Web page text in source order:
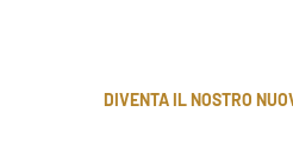
DIVENTA IL NOSTRO